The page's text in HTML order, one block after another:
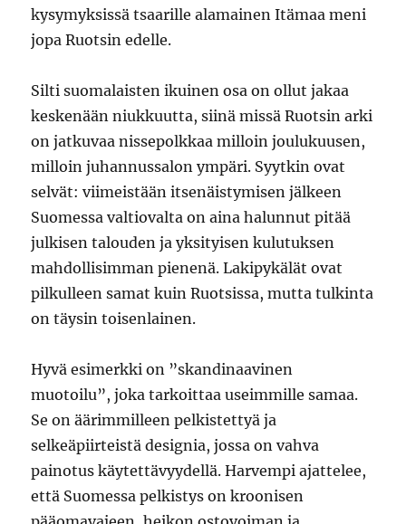
kysymyksissä tsaarille alamainen Itämaa meni
jopa Ruotsin edelle.
Silti suomalaisten ikuinen osa on ollut jakaa
keskenään niukkuutta, siinä missä Ruotsin arki
on jatkuvaa nissepolkkaa milloin joulukuusen,
milloin juhannussalon ympäri. Syytkin ovat
selvät: viimeistään itsenäistymisen jälkeen
Suomessa valtiovalta on aina halunnut pitää
julkisen talouden ja yksityisen kulutuksen
mahdollisimman pienenä. Lakipykälät ovat
pilkulleen samat kuin Ruotsissa, mutta tulkinta
on täysin toisenlainen.
Hyvä esimerkki on ”skandinaavinen
muotoilu”, joka tarkoittaa useimmille samaa.
Se on äärimmilleen pelkistettyä ja
selkeäpiirteistä designia, jossa on vahva
painotus käytettävyydellä. Harvempi ajattelee,
että Suomessa pelkistys on kroonisen